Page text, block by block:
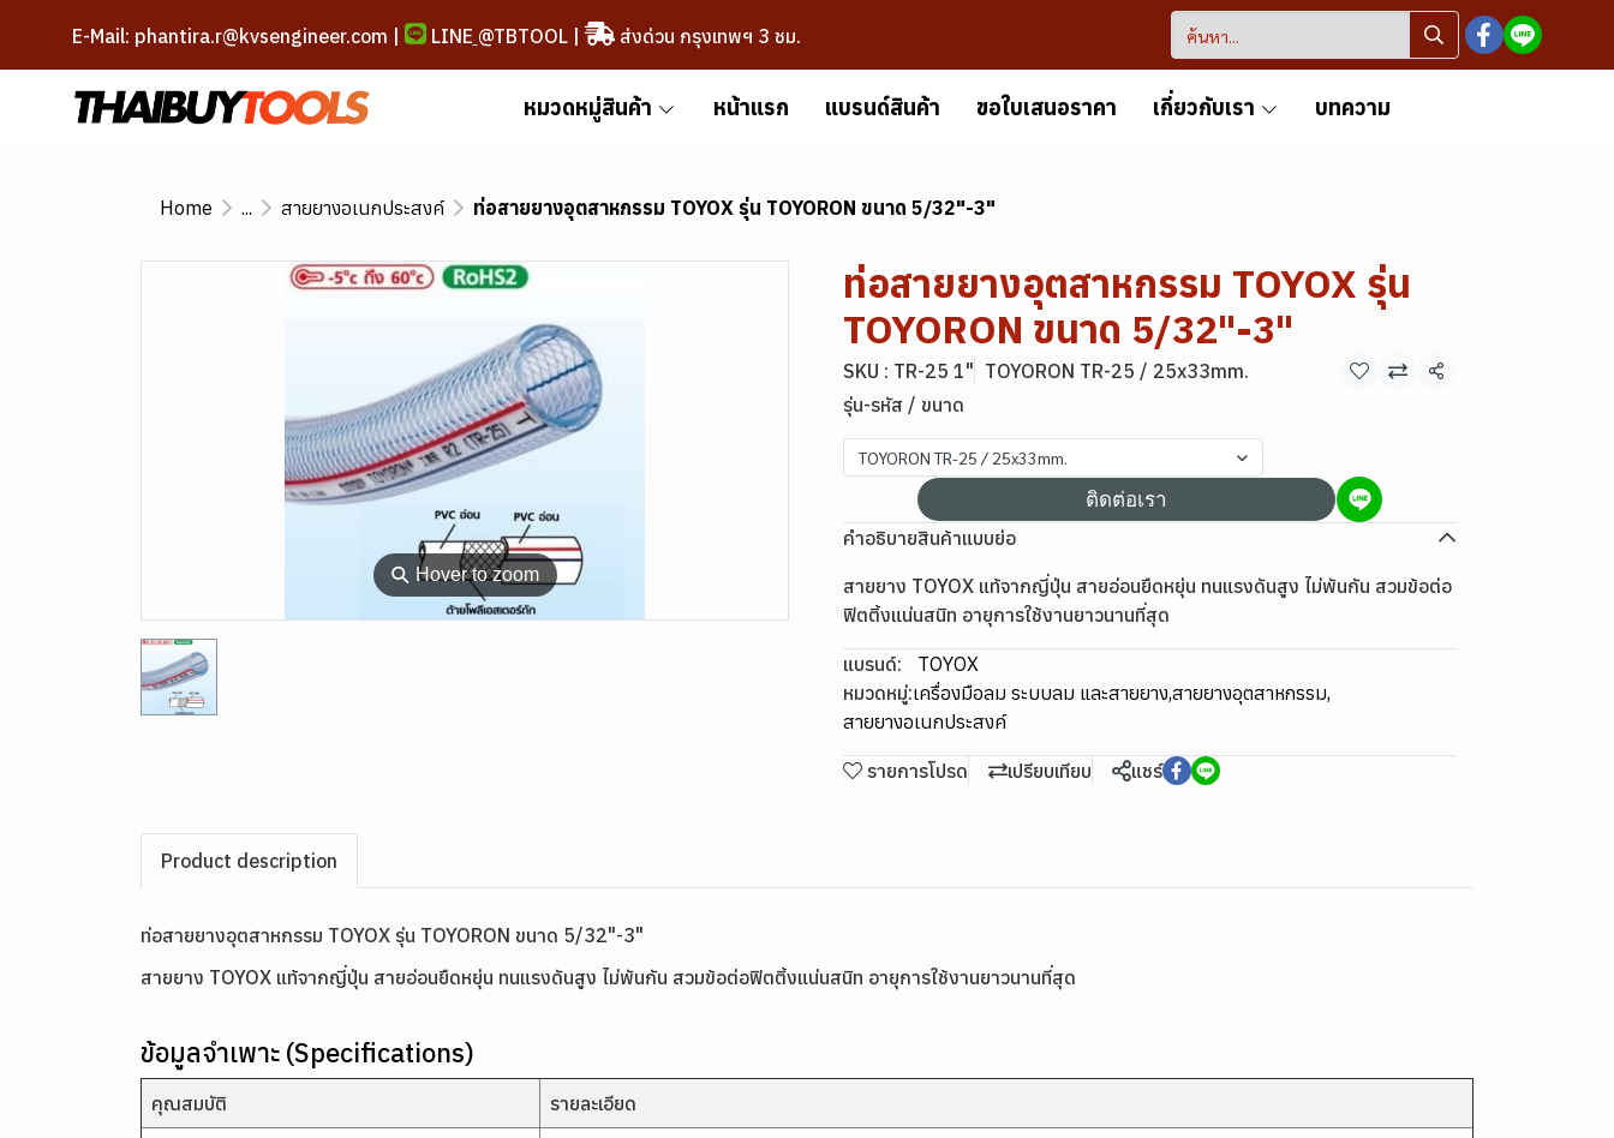
E-Mail: phantira.r@kvsengineer.com | LINE @TBTOOL| ส่งด่วน กรุงเทพฯ 3 ชม.
หมวดหมู่สินค้า หน้าแรก แบรนด์สินค้า ขอใบเสนอราคา เกี่ยวกับเรา บทความ
Home ... สายยางอเนกประสงค์ ท่อสายยางอุตสาหกรรม TOYOX รุ่น TOYORON ขนาด 5/32"-3"
⚲ Hover to zoom
ท่อสายยางอุตสาหกรรม TOYOX รุ่น
TOYORON ขนาด 5/32"-3"
SKU : TR-25 1" TOYORON TR-25 / 25x33mm.
แชร์
รุ่น-รหัส / ขนาด
TOYORON TR-25 / 25x33mm.
ติดต่อเรา
คำอธิบายสินค้าแบบย่อ
สายยาง TOYOX แท้จากญี่ปุ่น สายอ่อนยืดหยุ่น ทนแรงดันสูง ไม่พันกัน สวมข้อต่อ
ฟิตติ้งแน่นสนิท อายุการใช้งานยาวนานที่สุด
แบรนด์:
TOYOX
หมวดหมู่:เครื่องมือลม ระบบลม และสายยาง,สายยางอุตสาหกรรม,
สายยางอเนกประสงค์
รายการโปรด เปรียบเทียบ แชร์
Product description
ท่อสายยางอุตสาหกรรม TOYOX รุ่น TOYORON ขนาด 5/32"-3"
สายยาง TOYOX แท้จากญี่ปุ่น สายอ่อนยืดหยุ่น ทนแรงดันสูง ไม่พันกัน สวมข้อต่อฟิตติ้งแน่นสนิท อายุการใช้งานยาวนานที่สุด
ข้อมูลจำเพาะ (Specifications)
คุณสมบัติ รายละเอียด